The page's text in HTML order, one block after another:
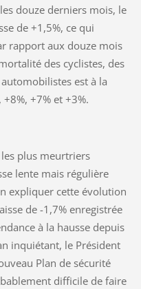
douze derniers mois, le
de +1,5%, ce qui
rapport aux douze mois
des cyclistes, des
est à la
+7% et +3%.
plus meurtriers
lente mais régulière
expliquer cette évolution
de -1,7% enregistrée
à la hausse depuis
inquiétant, le Président
Plan de sécurité
difficile de faire